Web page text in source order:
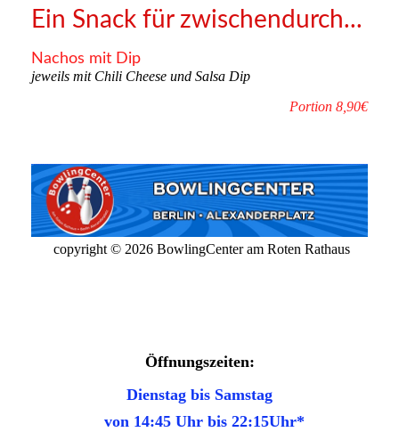
Ein Snack für zwischendurch...
Nachos mit Dip
jeweils mit Chili Cheese und Salsa Dip
Portion 8,90€
copyright © 2026 BowlingCenter am Roten Rathaus
Öffnungszeiten:
Dienstag bis Samstag
von 14:45 Uhr bis 22:15Uhr*